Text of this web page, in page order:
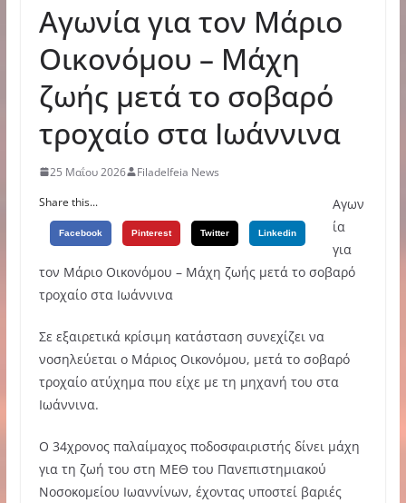
Αγωνία για τον Μάριο
Οικονόμου – Μάχη
ζωής μετά το σοβαρό
τροχαίο στα Ιωάννινα
25 Μαΐου 2026
Filadelfeia News
Share this...
Facebook Pinterest Twitter Linkedin
Αγων
ία
για
τον Μάριο Οικονόμου – Μάχη ζωής μετά το σοβαρό
τροχαίο στα Ιωάννινα
Σε εξαιρετικά κρίσιμη κατάσταση συνεχίζει να
νοσηλεύεται ο Μάριος Οικονόμου, μετά το σοβαρό
τροχαίο ατύχημα που είχε με τη μηχανή του στα
Ιωάννινα.
Ο 34χρονος παλαίμαχος ποδοσφαιριστής δίνει μάχη
για τη ζωή του στη ΜΕΘ του Πανεπιστημιακού
Νοσοκομείου Ιωαννίνων, έχοντας υποστεί βαριές